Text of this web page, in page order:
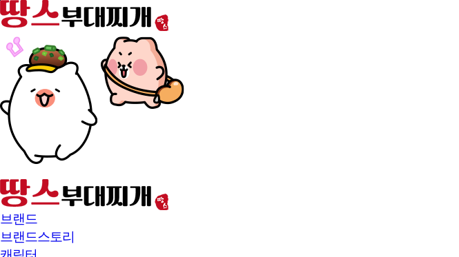
본문바로가기
브랜드
브랜드스토리